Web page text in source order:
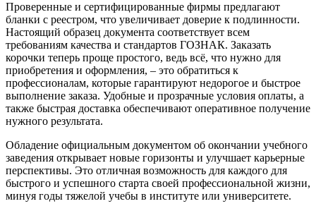
Проверенные и сертифицированные фирмы предлагают
бланки с реестром, что увеличивает доверие к подлинности.
Настоящий образец документа соответствует всем
требованиям качества и стандартов ГОЗНАК. Заказать
корочки теперь проще простого, ведь всё, что нужно для
приобретения и оформления, – это обратиться к
профессионалам, которые гарантируют недорогое и быстрое
выполнение заказа. Удобные и прозрачные условия оплаты, а
также быстрая доставка обеспечивают оперативное получение
нужного результата.
Обладение официальным документом об окончании учебного
заведения открывает новые горизонты и улучшает карьерные
перспективы. Это отличная возможность для каждого для
быстрого и успешного старта своей профессиональной жизни,
минуя годы тяжелой учебы в институте или университете.